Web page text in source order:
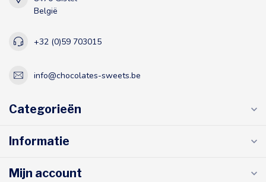
België
+32 (0)59 703015
info@chocolates-sweets.be
Categorieën
Informatie
Mijn account